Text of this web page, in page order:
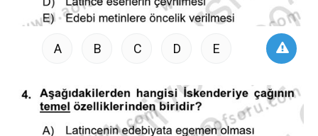
A B C D E